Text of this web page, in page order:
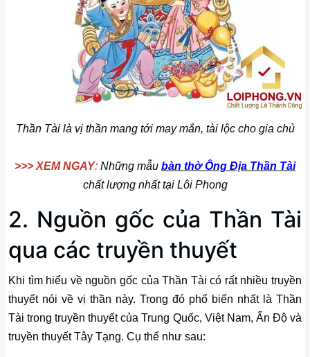
Thần Tài là vị thần mang tới may mắn, tài lộc cho gia chủ
>>> XEM NGAY: Những mẫu bàn thờ Ông Địa Thần Tài
chất lượng nhất tại Lôi Phong
2. Nguồn gốc của Thần Tài
qua các truyền thuyết
Khi tìm hiểu về nguồn gốc của Thần Tài có rất nhiều truyền
thuyết nói về vị thần này. Trong đó phổ biến nhất là Thần
Tài trong truyền thuyết của Trung Quốc, Việt Nam, Ấn Độ và
truyền thuyết Tây Tạng. Cụ thể như sau: